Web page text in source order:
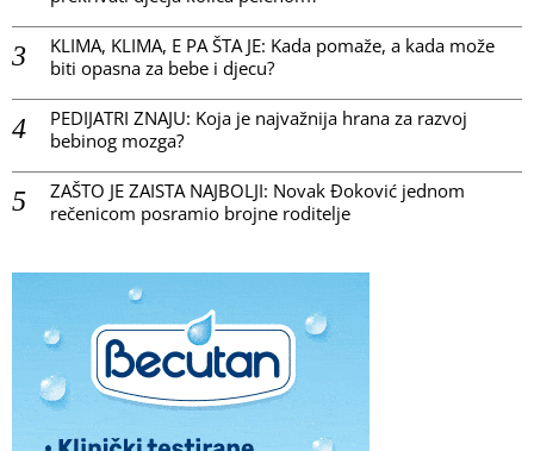
KLIMA, KLIMA, E PA ŠTA JE: Kada pomaže, a kada može
biti opasna za bebe i djecu?
PEDIJATRI ZNAJU: Koja je najvažnija hrana za razvoj
bebinog mozga?
ZAŠTO JE ZAISTA NAJBOLJI: Novak Đoković jednom
rečenicom posramio brojne roditelje